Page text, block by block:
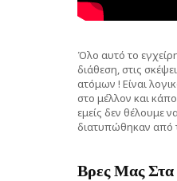
Όλο αυτό το
διάθεση, στις
ατόμων ! Είναι
στο μέλλον και
εμείς δεν θέλουμε
διατυπώθηκαν από
Βρες Μας